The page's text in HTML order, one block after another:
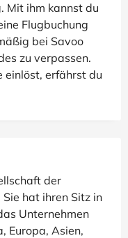
Mit ihm kannst du
Flugbuchung
bei Savoo
zu verpassen.
einlöst, erfährst du
der
hat ihren Sitz in
Unternehmen
Europa, Asien,